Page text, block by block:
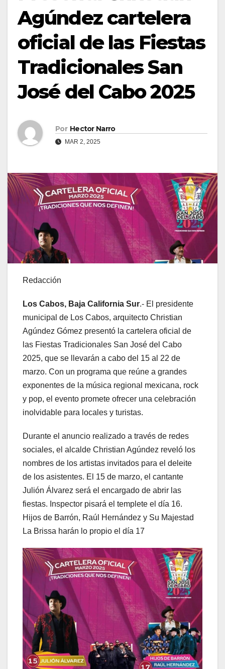
Agúndez cartelera
oficial de las Fiestas
Tradicionales San
José del Cabo 2025
Por Hector Narro
MAR 2, 2025
Redacción
Los Cabos, Baja California Sur.- El presidente
municipal de Los Cabos, arquitecto Christian
Agúndez Gómez presentó la cartelera oficial de
las Fiestas Tradicionales San José del Cabo
2025, que se llevarán a cabo del 15 al 22 de
marzo. Con un programa que reúne a grandes
exponentes de la música regional mexicana, rock
y pop, el evento promete ofrecer una celebración
inolvidable para locales y turistas.
Durante el anuncio realizado a través de redes
sociales, el alcalde Christian Agúndez reveló los
nombres de los artistas invitados para el deleite
de los asistentes. El 15 de marzo, el cantante
Julión Álvarez será el encargado de abrir las
fiestas. Inspector pisará el templete el día 16.
Hijos de Barrón, Raúl Hernández y Su Majestad
La Brissa harán lo propio el día 17